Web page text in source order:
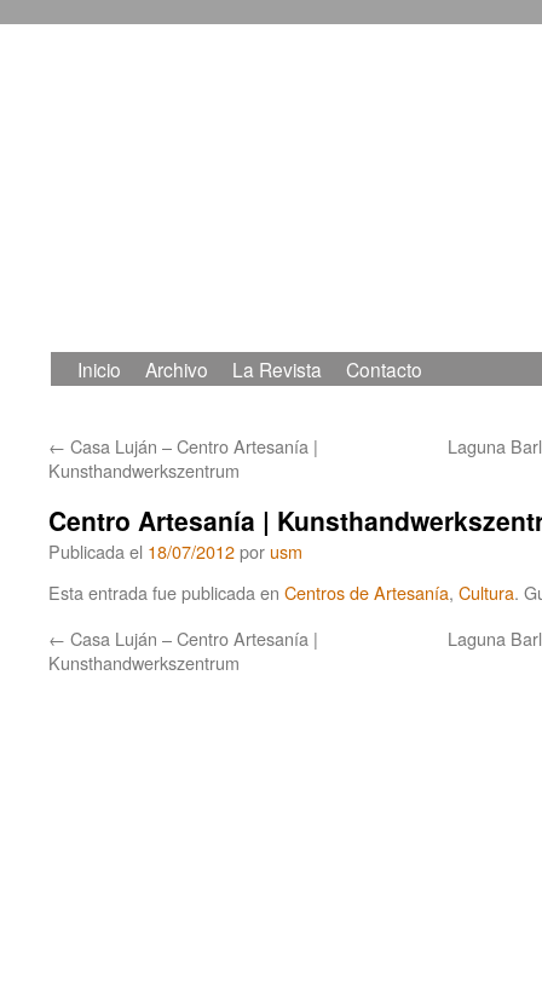
Saltar
contenido
Inicio Archivo La Revista Contacto
← Casa Luján – Centro Artesanía |
Kunsthandwerkszentrum
Laguna
Centro Artesanía |
Publicada el 18/07/2012por usm
Esta entrada fue publicada en Centros de Artesanía, Cultura.
← Casa Luján – Centro Artesanía |
Kunsthandwerkszentrum
Laguna